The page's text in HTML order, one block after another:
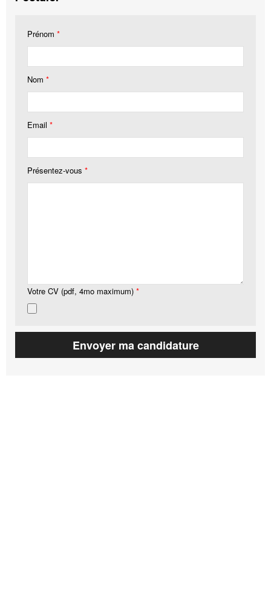
Prénom *
Nom *
Email *
Présentez-vous *
Votre CV (pdf, 4mo maximum) *